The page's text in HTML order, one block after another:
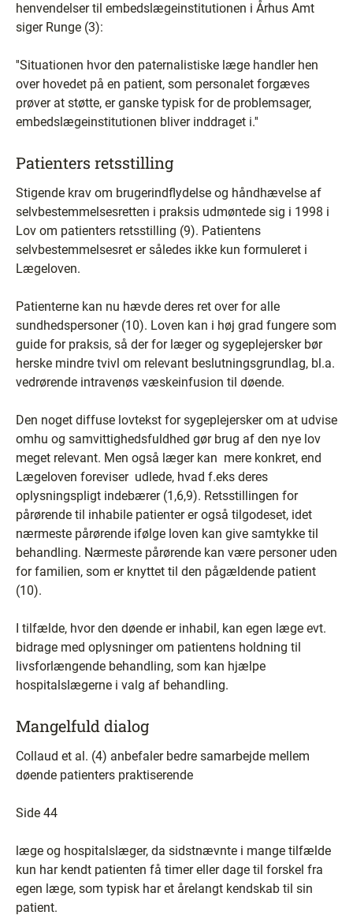
henvendelser til embedslægeinstitutionen i Århus Amt
siger Runge (3):
''Situationen hvor den paternalistiske læge handler hen
over hovedet på en patient, som personalet forgæves
prøver at støtte, er ganske typisk for de problemsager,
embedslægeinstitutionen bliver inddraget i.''
Patienters retsstilling
Stigende krav om brugerindflydelse og håndhævelse af
selvbestemmelsesretten i praksis udmøntede sig i 1998 i
Lov om patienters retsstilling (9). Patientens
selvbestemmelsesret er således ikke kun formuleret i
Lægeloven.
Patienterne kan nu hævde deres ret over for alle
sundhedspersoner (10). Loven kan i høj grad fungere som
guide for praksis, så der for læger og sygeplejersker bør
herske mindre tvivl om relevant beslutningsgrundlag, bl.a.
vedrørende intravenøs væskeinfusion til døende.
Den noget diffuse lovtekst for sygeplejersker om at udvise
omhu og samvittighedsfuldhed gør brug af den nye lov
meget relevant. Men også læger kan ­ mere konkret, end
Lægeloven foreviser ­ udlede, hvad f.eks deres
oplysningspligt indebærer (1,6,9). Retsstillingen for
pårørende til inhabile patienter er også tilgodeset, idet
nærmeste pårørende ifølge loven kan give samtykke til
behandling. Nærmeste pårørende kan være personer uden
for familien, som er knyttet til den pågældende patient
(10).
I tilfælde, hvor den døende er inhabil, kan egen læge evt.
bidrage med oplysninger om patientens holdning til
livsforlængende behandling, som kan hjælpe
hospitalslægerne i valg af behandling.
Mangelfuld dialog
Collaud et al. (4) anbefaler bedre samarbejde mellem
døende patienters praktiserende
Side 44
læge og hospitalslæger, da sidstnævnte i mange tilfælde
kun har kendt patienten få timer eller dage til forskel fra
egen læge, som typisk har et årelangt kendskab til sin
patient.